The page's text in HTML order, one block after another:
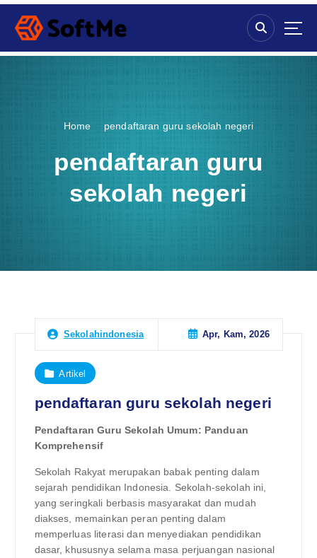
S
p
Home pendaftaran guru sekolah negeri
pendaftaran guru
sekolah negeri
Sekolahindonesia Apr, Kam, 2026
Artikel
pendaftaran guru sekolah negeri
Pendaftaran Guru Sekolah Umum: Panduan
Komprehensif
Sekolah Rakyat merupakan babak penting dalam
sejarah pendidikan Indonesia. Sekolah-sekolah ini,
yang seringkali berbasis masyarakat dan mudah
diakses, memainkan peran penting dalam
memperluas literasi dan menyediakan pendidikan
dasar, khususnya selama masa perjuangan nasional